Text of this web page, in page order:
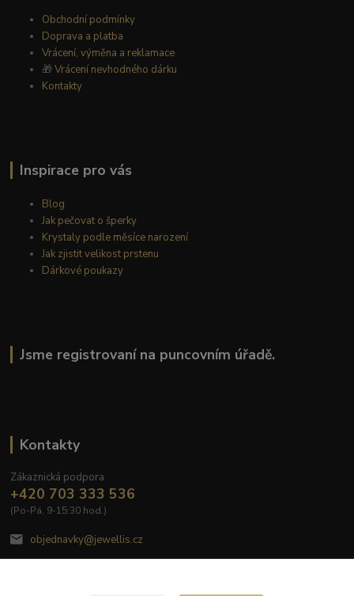
Obchodní podmínky
Doprava a platba
Vrácení, výměna a reklamace
🎁Vrácení nevhodného dárku
Kontakty
Inspirace pro vás
Blog
Jak pečovat o šperky
Krystaly podle měsíce narození
Jak zjistit velikost prstenu
Dárkové poukazy
Jsme registrovaní na puncovním úřadě.
Kontakty
Zákaznická podpora
+420 703 333 536
(Po-Pá, 9-15:30 hod.)
objednavky@jewellis.cz